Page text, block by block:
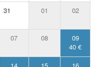
31 01 02
07 08
09
40 €
14
15
16